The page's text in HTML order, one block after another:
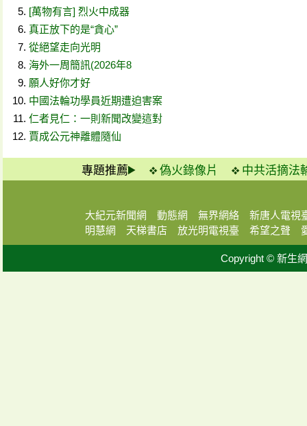
[萬物有言] 烈火中成器
真正放下的是“貪心”
從絕望走向光明
海外一周簡訊(2026年8
願人好你才好
中國法輪功學員近期遭迫害案
仁者見仁：一則新聞改變這對
賈成公元神離體隨仙
專題推薦 偽火錄像片 中共活摘法
大紀元新聞網 動態網 無界網絡
新唐人電視
明慧網
天梯書店 放光明電視臺 希望之聲
Copyright © 新生